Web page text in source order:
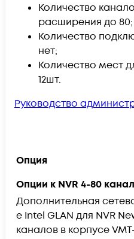
Количество
расширения до 80;
Количество
нет;
Количество мест
12шт.
Руководство
Опция
Опции к NVR 4-80
Дополнительная
e Intel GLAN для NVR
каналов в корпусе